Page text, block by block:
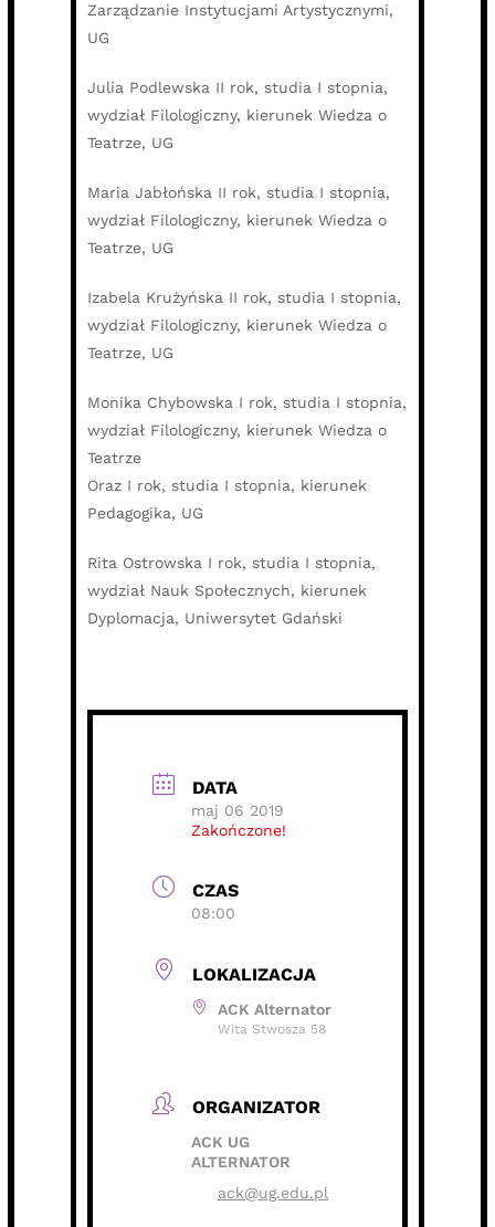
Zarządzanie Instytucjami Artystycznymi,
UG
Julia Podlewska II rok, studia I stopnia,
wydział Filologiczny, kierunek Wiedza o
Teatrze, UG
Maria Jabłońska II rok, studia I stopnia,
wydział Filologiczny, kierunek Wiedza o
Teatrze, UG
Izabela Krużyńska II rok, studia I stopnia,
wydział Filologiczny, kierunek Wiedza o
Teatrze, UG
Monika Chybowska I rok, studia I stopnia,
wydział Filologiczny, kierunek Wiedza o
Teatrze
Oraz I rok, studia I stopnia, kierunek
Pedagogika, UG
Rita Ostrowska I rok, studia I stopnia,
wydział Nauk Społecznych, kierunek
Dyplomacja, Uniwersytet Gdański
DATA
maj 06 2019
Zakończone!
CZAS
08:00
LOKALIZACJA
ACK Alternator
Wita Stwosza 58
ORGANIZATOR
ACK UG
ALTERNATOR
ack@ug.edu.pl